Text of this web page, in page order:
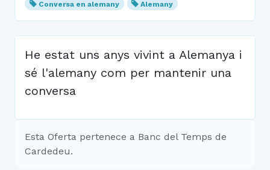
Conversa en alemany Alemany
He estat uns anys vivint a Alemanya i
sé l'alemany com per mantenir una
conversa
Esta Oferta pertenece a Banc del Temps de
Cardedeu.